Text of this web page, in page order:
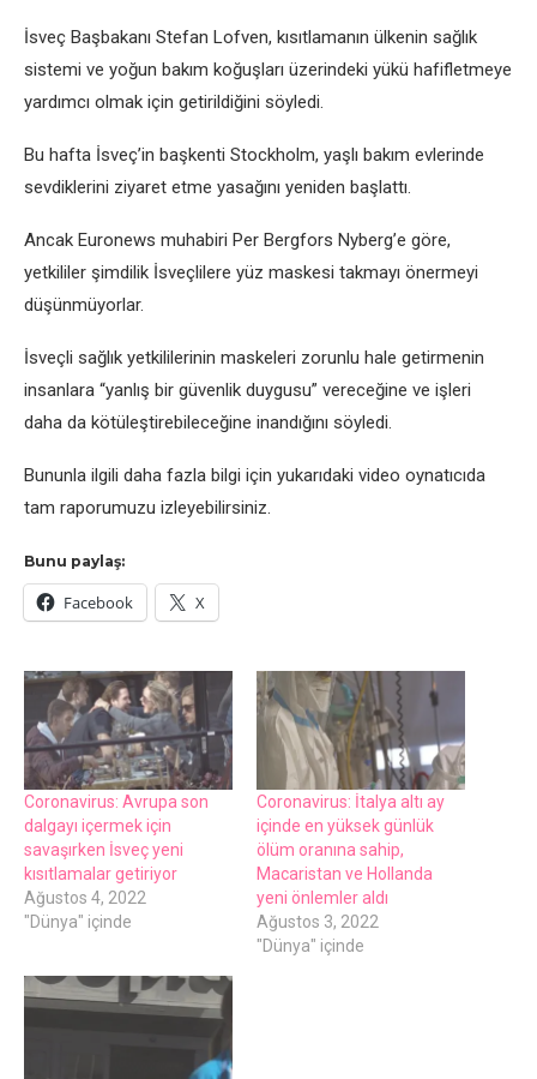
İsveç Başbakanı Stefan Lofven, kısıtlamanın ülkenin sağlık
sistemi ve yoğun bakım koğuşları üzerindeki yükü hafifletmeye
yardımcı olmak için getirildiğini söyledi.
Bu hafta İsveç’in başkenti Stockholm, yaşlı bakım evlerinde
sevdiklerini ziyaret etme yasağını yeniden başlattı.
Ancak Euronews muhabiri Per Bergfors Nyberg’e göre,
yetkililer şimdilik İsveçlilere yüz maskesi takmayı önermeyi
düşünmüyorlar.
İsveçli sağlık yetkililerinin maskeleri zorunlu hale getirmenin
insanlara “yanlış bir güvenlik duygusu” vereceğine ve işleri
daha da kötüleştirebileceğine inandığını söyledi.
Bununla ilgili daha fazla bilgi için yukarıdaki video oynatıcıda
tam raporumuzu izleyebilirsiniz.
Bunu paylaş:
Facebook X
Coronavirus: Avrupa son
dalgayı içermek için
savaşırken İsveç yeni
kısıtlamalar getiriyor
Ağustos 4, 2022
"Dünya" içinde
Coronavirus: İtalya altı ay
içinde en yüksek günlük
ölüm oranına sahip,
Macaristan ve Hollanda
yeni önlemler aldı
Ağustos 3, 2022
"Dünya" içinde